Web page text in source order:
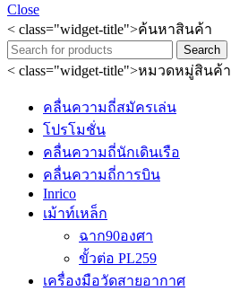
Close
< class="widget-title">ค้นหาสินค้า
Search
< class="widget-title">หมวดหมู่สินค้า
คลื่นความถี่สมัครเล่น
โปรโมชั่น
คลื่นความถี่นักเดินเรือ
คลื่นความถี่การบิน
Inrico
เม้าท์เหล็ก
ฉาก90องศา
ขั้วต่อ PL259
เครื่องมือวัดสายอากาศ